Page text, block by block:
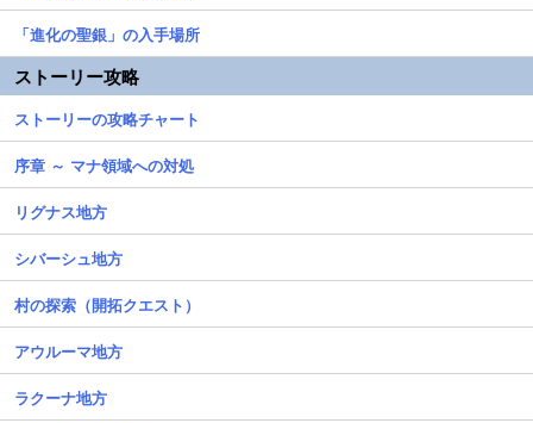
「進化の聖銀」の入手場所
ストーリー攻略
ストーリーの攻略チャート
序章 ～ マナ領域への対処
リグナス地方
シバーシュ地方
村の探索（開拓クエスト）
アウルーマ地方
ラクーナ地方